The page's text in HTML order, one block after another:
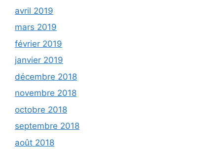
avril 2019
mars 2019
février 2019
janvier 2019
décembre 2018
novembre 2018
octobre 2018
septembre 2018
août 2018